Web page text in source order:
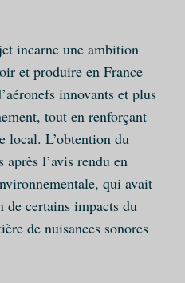
incarne une ambition
et produire en France
innovants et plus
tout en renforçant
local. L’obtention du
l’avis rendu en
qui avait
de certains impacts du
de nuisances sonores